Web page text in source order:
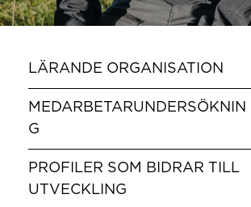
LÄRANDE ORGANISATION
MEDARBETARUNDERSÖKNIN
G
PROFILER SOM BIDRAR TILL
UTVECKLING